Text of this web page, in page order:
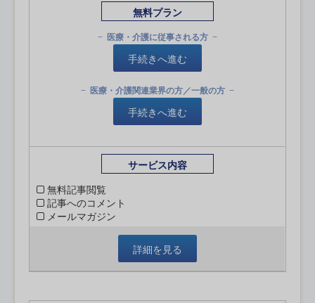
無料プラン
医療・介護に従事される方
手続きへ進む
医療・介護関連業界の方／一般の方
手続きへ進む
サービス内容
無料記事閲覧
記事へのコメント
メールマガジン
詳細を見る